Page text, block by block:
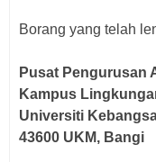
Borang yang telah
Pusat Pengurusan
Kampus
Universiti
43600 UKM, Bangi